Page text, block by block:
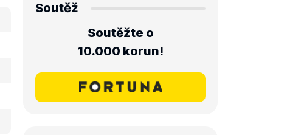
Soutěž
Soutěžte o
10.000 korun!